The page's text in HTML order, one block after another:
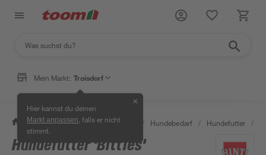
Mein Markt: Troisdorf
Hier kannst du deinen
Markt anpassen , falls er nicht
stimmt.
✕
/ Garten & Freizeit / Tierbedarf / Hundebedarf / Hundefutter /
Hundefutter 'Bitties'